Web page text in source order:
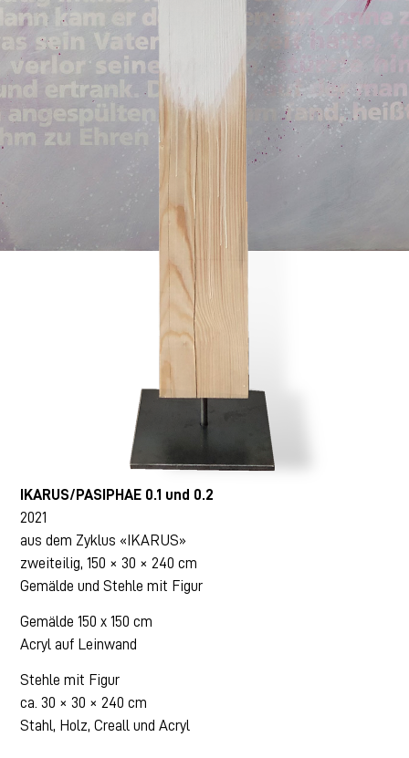
IKARUS/PASIPHAE 0.1 und 0.2
2021
aus dem Zyklus «IKARUS»
zweiteilig, 150 × 30 × 240 cm
Gemälde und Stehle mit Figur
Gemälde 150 x 150 cm
Acryl auf Leinwand
Stehle mit Figur
ca. 30 × 30 × 240 cm
Stahl, Holz, Creall und Acryl